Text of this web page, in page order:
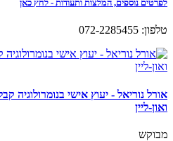
לפרטים נוספים, המלצות ותעודות - לחץ כאן
טלפון: 072-2285455
אורל נוריאל - יעוץ אישי בנומרולוגיה
ואון-ליין
מבוקש